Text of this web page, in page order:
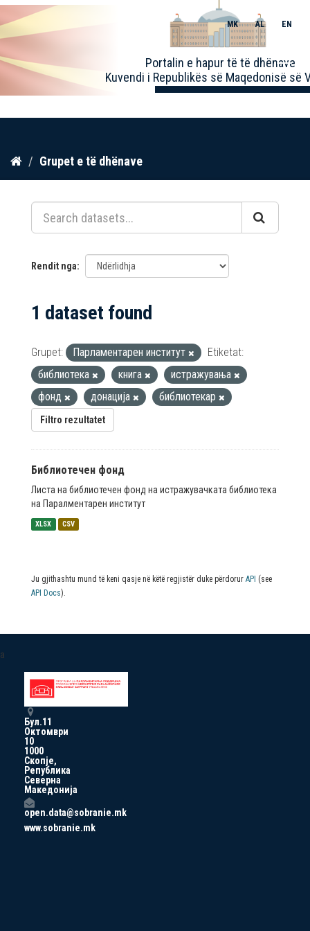
Kalo
përmbajtja
Portalin e hapur të të dhënave
Kuvendi i Republikës së Maqedonisë së
MK AL EN
Toggle
Grupet e të dhënave
Rendit nga
1 dataset found
Grupet: Парламентарен институт
Etiketat:
библиотека
книга
истражувања
фонд
донација библиотекар
Filtro rezultatet
Библиотечен фонд
Листа на библиотечен фонд на истражувачката библиотека
на Паралментарен институт
XLSX CSV
Ju gjithashtu mund të keni qasje në këtë regjistër duke përdorur API (see
API Docs).
a
Бул.11
Октомври
10
1000
Скопје,
Република
Северна
Македонија
open.data@sobranie.mk
www.sobranie.mk